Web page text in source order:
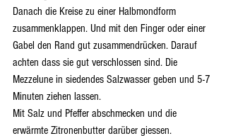
Danach die Kreise zu einer Halbmondform
zusammenklappen. Und mit den Finger oder einer
Gabel den Rand gut zusammendrücken. Darauf
achten dass sie gut verschlossen sind. Die
Mezzelune in siedendes Salzwasser geben und 5-7
Minuten ziehen lassen.
Mit Salz und Pfeffer abschmecken und die
erwärmte Zitronenbutter darüber giessen.